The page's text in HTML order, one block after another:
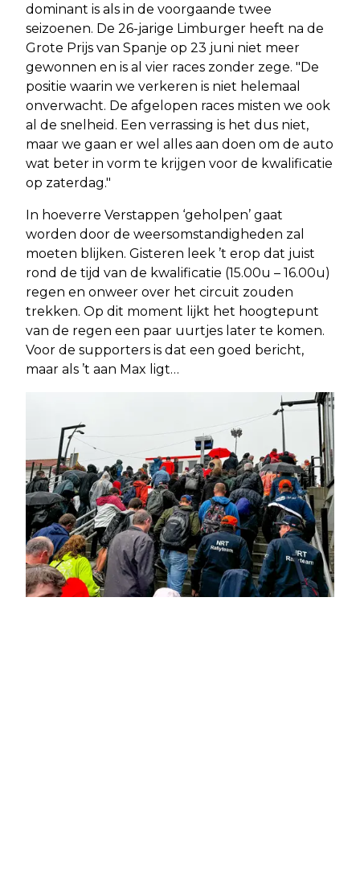
dominant is als in de voorgaande twee
seizoenen. De 26-jarige Limburger heeft na de
Grote Prijs van Spanje op 23 juni niet meer
gewonnen en is al vier races zonder zege. "De
positie waarin we verkeren is niet helemaal
onverwacht. De afgelopen races misten we ook
al de snelheid. Een verrassing is het dus niet,
maar we gaan er wel alles aan doen om de auto
wat beter in vorm te krijgen voor de kwalificatie
op zaterdag."
In hoeverre Verstappen ‘geholpen’ gaat
worden door de weersomstandigheden zal
moeten blijken. Gisteren leek ’t erop dat juist
rond de tijd van de kwalificatie (15.00u – 16.00u)
regen en onweer over het circuit zouden
trekken. Op dit moment lijkt het hoogtepunt
van de regen een paar uurtjes later te komen.
Voor de supporters is dat een goed bericht,
maar als ’t aan Max ligt…